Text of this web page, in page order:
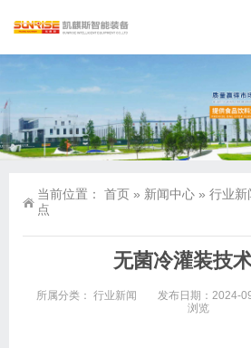
当前位置： 首页 » 新闻中心 » 行业新
点
无菌冷灌装技
所属分类： 行业新闻 发布日期：2024-
浏览